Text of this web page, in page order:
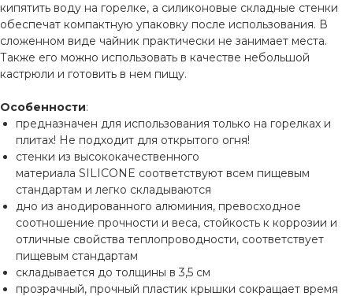
кипятить воду на горелке, а силиконовые складные стенки
обеспечат компактную упаковку после использования. В
сложенном виде чайник практически не занимает места.
Также его можно использовать в качестве небольшой
кастрюли и готовить в нем пищу.
Особенности:
предназначен для использования только на горелках и
плитах! Не подходит для открытого огня!
стенки из высококачественного
материала SILICONE соответствуют всем пищевым
стандартам и легко складываются
дно из анодированного алюминия, превосходное
соотношение прочности и веса, стойкость к коррозии и
отличные свойства теплопроводности, соответствует
пищевым стандартам
складывается до толщины в 3,5 см
прозрачный, прочный пластик крышки сокращает время